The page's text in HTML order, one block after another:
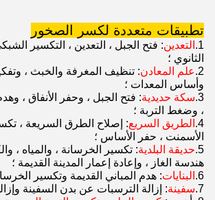
تطبيقات متعددة لكسر الصخور
1. التعدين: فتح الجبل ، التعدين ، التكسير
الثانوي ؛
2. علم المعادن: تنظيف المغرفة والخبث ،
وأساس المعدات ؛
3. سكة حديدية: فتح الجبل ، وحفر الأنفاق ،
، وضغط التربة ؛
4. الطريق السريع: إصلاح الطرق السريعة ،
الأسمنت ، حفر الأساس ؛
5. حديقة البلدية: تكسير الخرسانة ، والمياه ،
هندسة الغاز ، وإعادة إعمار المدينة القديمة ؛
6. البنايات: هدم المباني القديمة وتكسير
7. سفينة: إزالة الترسبات عن بدن السفينة